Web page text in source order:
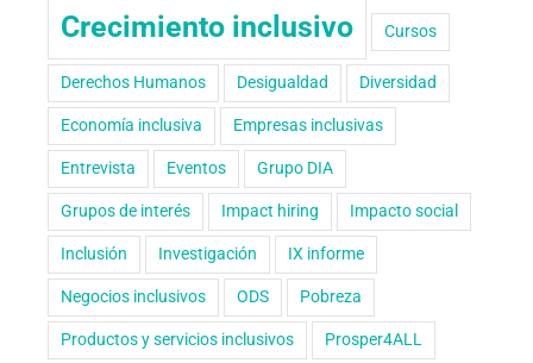
Crecimiento inclusivo Cursos
Derechos Humanos Desigualdad Diversidad
Economía inclusiva Empresas inclusivas
Entrevista Eventos Grupo DIA
Grupos de interés Impact hiring Impacto social
Inclusión Investigación IX informe
Negocios inclusivos ODS Pobreza
Productos y servicios inclusivos Prosper4ALL